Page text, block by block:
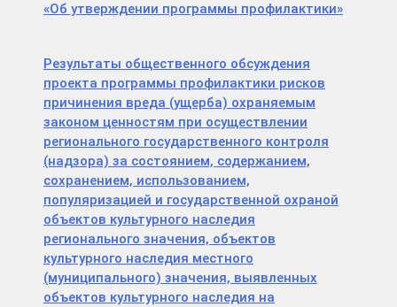
«Об утверждении программы профилактики»
Результаты общественного обсуждения
проекта программы профилактики рисков
причинения вреда (ущерба) охраняемым
законом ценностям при осуществлении
регионального государственного контроля
(надзора) за состоянием, содержанием,
сохранением, использованием,
популяризацией и государственной охраной
объектов культурного наследия
регионального значения, объектов
культурного наследия местного
(муниципального) значения, выявленных
объектов культурного наследия на